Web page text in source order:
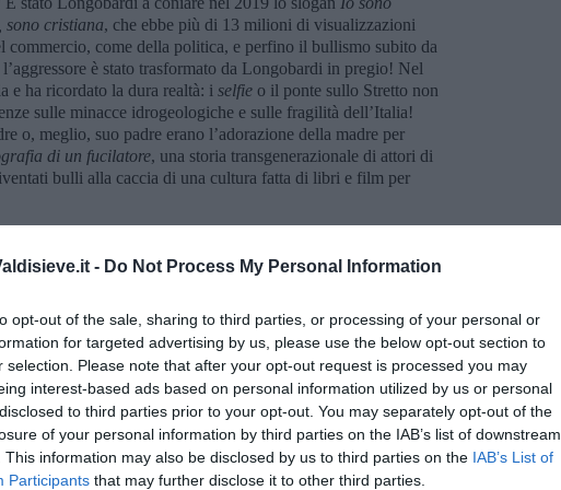
- Do Not Process My Personal Information
opt-out of the sale, sharing to third parties, or processing of your personal or
for targeted advertising by us, please use the below opt-out section to
selection. Please note that after your opt-out request is processed you may
interest-based ads based on personal information utilized by us or personal
to third parties prior to your opt-out. You may separately opt-out of the
of your personal information by third parties on the IAB’s list of downstream
This information may also be disclosed by us to third parties on the IAB’s List of
Participants that may further disclose it to other third parties.
sono cristiana, che ebbe più di 13 milioni di visualizzazioni
commercio, come della politica, e perfino il bullismo subito da
è stato trasformato da Longobardi in pregio! Nel
e ha ricordato la dura realtà: i selfie o il ponte sullo Stretto non
sulle minacce idrogeologiche e sulle fragilità dell’Italia!
o, meglio, suo padre erano l’adorazione della madre per
di un fucilatore, una storia transgenerazionale di attori di
bulli alla caccia di una cultura fatta di libri e film per
attore non protagonista - da Zelensky, alla NATO e ai
agli aerei in guerra di sorvolare lo spazio aereo
sionista in Libano:Inaccettabile disprezzo per la vita
più o meno nascosta, di bullizzato diventato bullo.
la falsità dello spettacolo è presente anche nei mezzibusti
Enrico Mentana, che si entusiasma nel dire cheTutti gli
stanno guardando Artemis 2 attorno alla Luna…
televisiva dello sbarco sulla Luna del 2028. Caro Mentana,
durante il periodo della Guerra Fredda fu motivata dal
dei missili balistici intercontinentali ereditati dai nazisti) e
sai che iprogressi della scienza spaziale fanno parte del
alla Elon Musk che cerca di esorcizzare la propria